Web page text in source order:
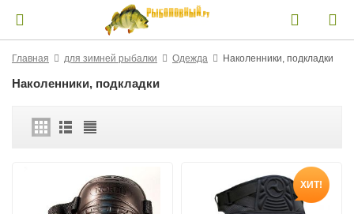
Главная для зимней рыбалки Одежда Наколенники, подкладки
Наколенники, подкладки
ХИТ!